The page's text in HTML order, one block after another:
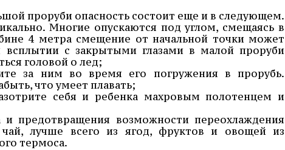
проруби опасность состоит еще и в следующем.
Многие опускаются под углом, смещаясь в
4 метра смещение от начальной точки может
с закрытыми глазами в малой проруби
головой о лед;
за ним во время его погружения в прорубь.
что умеет плавать;
себя и ребенка махровым полотенцем и
предотвращения возможности переохлаждения
лучше всего из ягод, фруктов и овощей из
термоса.